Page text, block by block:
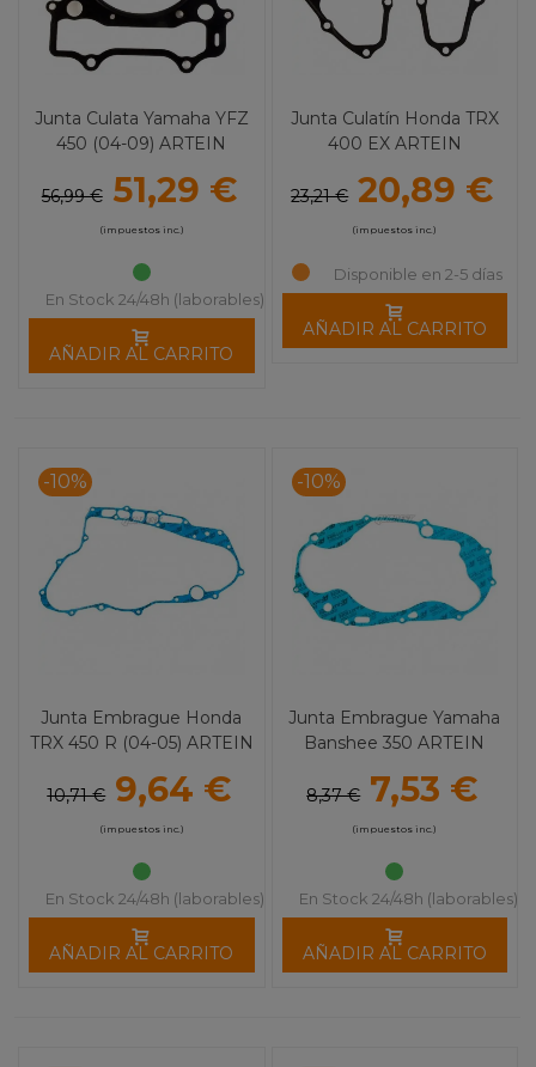
Junta Culata Yamaha YFZ
450 (04-09) ARTEIN
56,99 € 51,29 €
(impuestos inc.)
En Stock 24/48h (laborables)
AÑADIR AL CARRITO
Junta Culatín Honda TRX
400 EX ARTEIN
23,21 € 20,89 €
(impuestos inc.)
Disponible en 2-5 días
AÑADIR AL CARRITO
-10%
Junta Embrague Honda
TRX 450 R (04-05) ARTEIN
10,71 € 9,64 €
(impuestos inc.)
En Stock 24/48h (laborables)
AÑADIR AL CARRITO
-10%
Junta Embrague Yamaha
Banshee 350 ARTEIN
8,37 € 7,53 €
(impuestos inc.)
En Stock 24/48h (laborables)
AÑADIR AL CARRITO